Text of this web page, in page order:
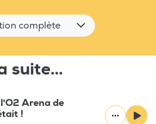
complète
suite...
Arena de
!